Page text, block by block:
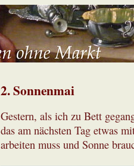
2. Sonnenmai
Gestern, als ich zu Bett
das am nächsten Tag etwas
arbeiten muss und Sonne